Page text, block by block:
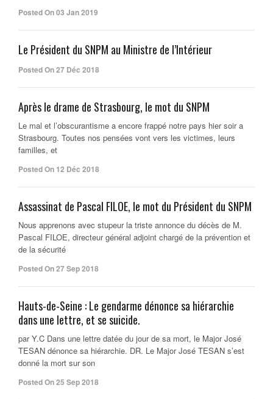
Posted On 03 Jan 2019
Le Président du SNPM au Ministre de l’Intérieur
Posted On 27 Déc 2018
Après le drame de Strasbourg, le mot du SNPM
Le mal et l’obscurantisme a encore frappé notre pays hier soir a
Strasbourg. Toutes nos pensées vont vers les victimes, leurs
familles, et
Posted On 12 Déc 2018
Assassinat de Pascal FILOE, le mot du Président du SNPM
Nous apprenons avec stupeur la triste annonce du décès de M.
Pascal FILOE, directeur général adjoint chargé de la prévention et
de la sécurité
Posted On 27 Sep 2018
Hauts-de-Seine : Le gendarme dénonce sa hiérarchie
dans une lettre, et se suicide.
par Y.C Dans une lettre datée du jour de sa mort, le Major José
TESAN dénonce sa hiérarchie. DR. Le Major José TESAN s’est
donné la mort sur son
Posted On 25 Sep 2018